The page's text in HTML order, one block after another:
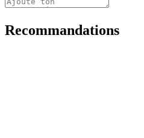
Recommandations